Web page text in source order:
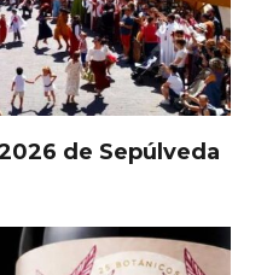
de Sepúlveda